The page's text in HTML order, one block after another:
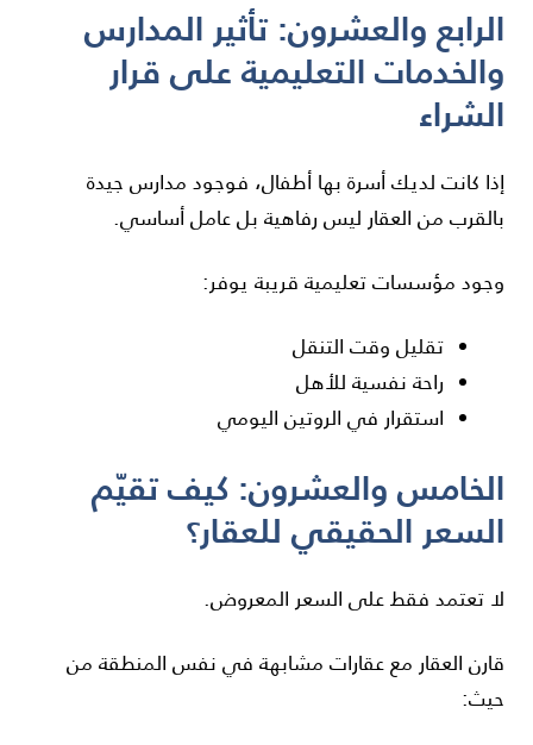
الرابع والعشرون: تأثير المدارس
والخدمات التعليمية على قرار
الشراء
إذا كانت لديك أسرة بها أطفال، فوجود مدارس جيدة
بالقرب من العقار ليس رفاهية بل عامل أساسي.
وجود مؤسسات تعليمية قريبة يوفر:
تقليل وقت التنقل
راحة نفسية للأهل
استقرار في الروتين اليومي
الخامس والعشرون: كيف تقيّم
السعر الحقيقي للعقار؟
لا تعتمد فقط على السعر المعروض.
قارن العقار مع عقارات مشابهة في نفس المنطقة من
حيث: